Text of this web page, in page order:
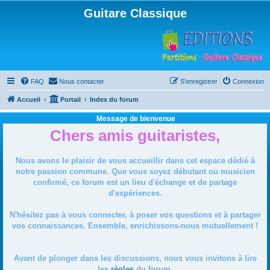
Guitare Classique
FAQ Nous contacter Connexion
S’enregistrer
Accueil Portail Index du forum
Message de bienvenue
Chers amis guitaristes,
Nous avons le plaisir de vous accueillir dans cet espace dédié à
notre passion commune. Que vous soyez débutant ou musicien
confirmé, ce forum est un lieu d'échange et de partage
d'expériences.
N'hésitez pas à vous connecter, à poser vos questions et à partager
vos connaissances. Ensemble, enrichissons-nous mutuellement !
Avant de plonger dans les discussions, nous vous invitons à lire